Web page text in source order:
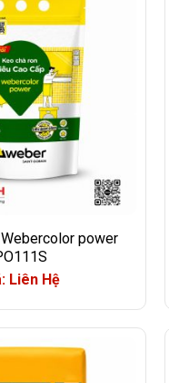
Webercolor power
Liên Hệ